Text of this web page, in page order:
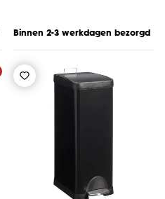
Binnen 2-3 werkdagen bezorgd